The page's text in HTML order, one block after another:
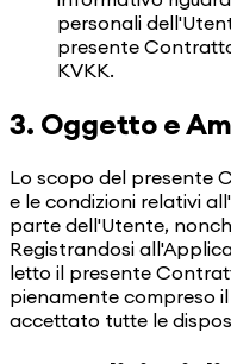
personali
presente
KVKK.
3. Oggetto e
Lo scopo del presente
e le condizioni relativi
parte dell'Utente,
Registrandosi
letto il presente
pienamente compreso
accettato tutte le